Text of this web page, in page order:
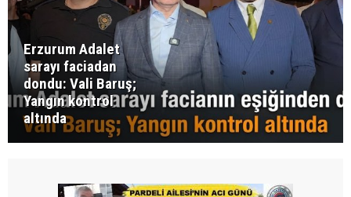
Erzurum Adalet
sarayı faciadan
dondu: Vali Baruş;
Yangın kontrol
altında